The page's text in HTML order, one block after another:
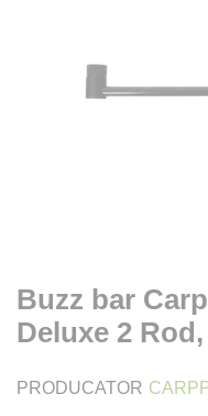
Buzz bar
Deluxe 2
PRODUCATOR